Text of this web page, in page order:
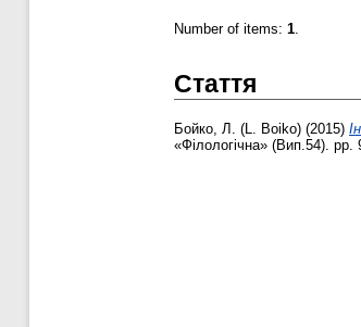
Number of items: 1.
Стаття
Бойко, Л. (L. Boiko) (2015)
«Філологічна» (Вип.54). pp.